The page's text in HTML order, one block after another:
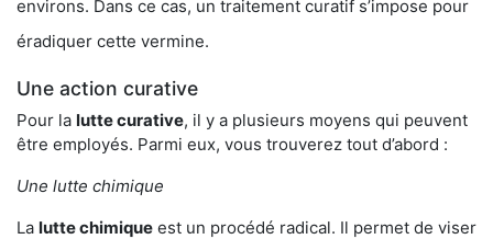
environs. Dans ce cas, un traitement curatif s’impose pour
éradiquer cette vermine.
Une action curative
Pour la lutte curative, il y a plusieurs moyens qui peuvent
être employés. Parmi eux, vous trouverez tout d’abord :
Une lutte chimique
La lutte chimique est un procédé radical. Il permet de viser